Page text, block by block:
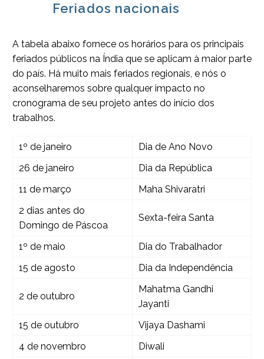
Feriados nacionais
A tabela abaixo fornece os horários para os principais
feriados públicos na Índia que se aplicam à maior parte
do país. Há muito mais feriados regionais, e nós o
aconselharemos sobre qualquer impacto no
cronograma de seu projeto antes do início dos
trabalhos.
1º de janeiro
Dia de Ano Novo
26 de janeiro
Dia da República
11 de março
Maha Shivaratri
2 dias antes do
Domingo de Páscoa
Sexta-feira Santa
1º de maio
Dia do Trabalhador
15 de agosto
Dia da Independência
2 de outubro
Mahatma Gandhi
Jayanti
15 de outubro
Vijaya Dashami
4 de novembro
Diwali